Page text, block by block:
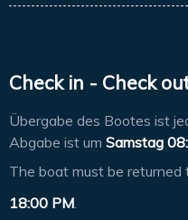
Check in - Check
Übergabe des Bootes ist
Abgabe ist um Samstag
The boat must be returned
18:00 PM.